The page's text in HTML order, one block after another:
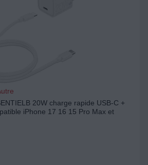
20W charge rapide USB-C +
iPhone 17 16 15 Pro Max et